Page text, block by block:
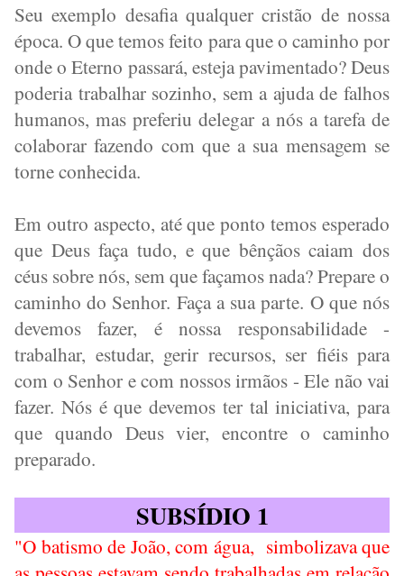
Seu exemplo desafia qualquer cristão de nossa
época. O que temos feito para que o caminho por
onde o Eterno passará, esteja pavimentado? Deus
poderia trabalhar sozinho, sem a ajuda de falhos
humanos, mas preferiu delegar a nós a tarefa de
colaborar fazendo com que a sua mensagem se
torne conhecida.
Em outro aspecto, até que ponto temos esperado
que Deus faça tudo, e que bênçãos caiam dos
céus sobre nós, sem que façamos nada? Prepare o
caminho do Senhor. Faça a sua parte. O que nós
devemos fazer, é nossa responsabilidade -
trabalhar, estudar, gerir recursos, ser fiéis para
com o Senhor e com nossos irmãos - Ele não vai
fazer. Nós é que devemos ter tal iniciativa, para
que quando Deus vier, encontre o caminho
preparado.
SUBSÍDIO 1
"O batismo de João, com água, simbolizava que